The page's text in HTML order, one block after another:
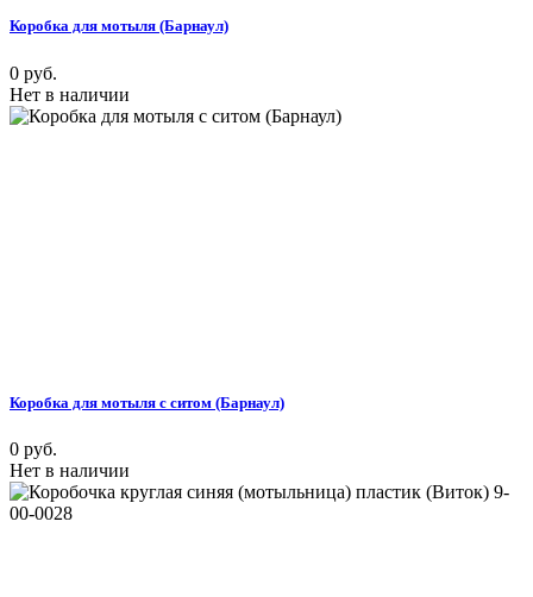
Коробка для мотыля (Барнаул)
0 руб.
Нет в наличии
Коробка для мотыля с ситом (Барнаул)
0 руб.
Нет в наличии